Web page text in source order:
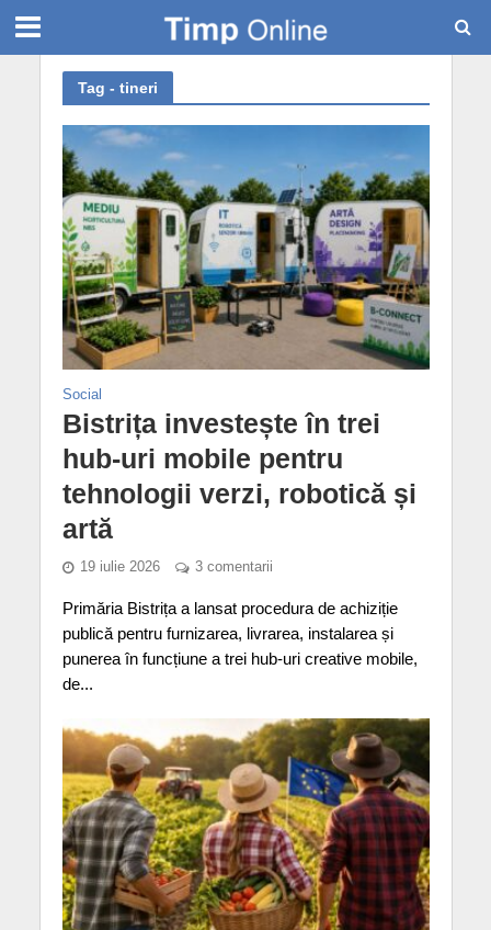
Tag - tineri
Social
Bistrița investește în trei
hub-uri mobile pentru
tehnologii verzi, robotică și
artă
19 iulie 2026 3 comentarii
Primăria Bistrița a lansat procedura de achiziție
publică pentru furnizarea, livrarea, instalarea și
punerea în funcțiune a trei hub-uri creative mobile,
de...